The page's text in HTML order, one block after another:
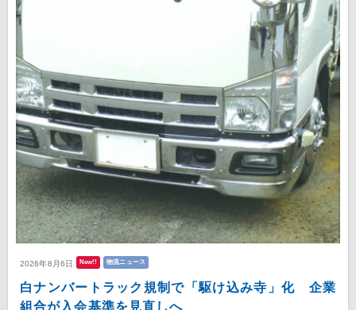
2026年8月6日 New!! 物流ニュース
白ナンバートラック規制で「駆け込み寺」化 企業
組合が入会基準を見直しへ